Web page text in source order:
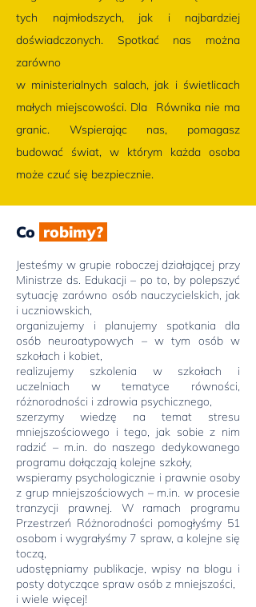
tych najmłodszych, jak i najbardziej
doświadczonych. Spotkać nas można
zarówno
w ministerialnych salach, jak i świetlicach
małych miejscowości. Dla Równika nie ma
granic. Wspierając nas, pomagasz
budować świat, w którym każda osoba
może czuć się bezpiecznie.
Co robimy?
Jesteśmy w grupie roboczej działającej przy
Ministrze ds. Edukacji – po to, by polepszyć
sytuację zarówno osób nauczycielskich, jak
i uczniowskich,
organizujemy i planujemy spotkania dla
osób neuroatypowych – w tym osób w
szkołach i kobiet,
realizujemy szkolenia w szkołach i
uczelniach w tematyce równości,
różnorodności i zdrowia psychicznego,
szerzymy wiedzę na temat stresu
mniejszościowego i tego, jak sobie z nim
radzić – m.in. do naszego dedykowanego
programu dołączają kolejne szkoły,
wspieramy psychologicznie i prawnie osoby
z grup mniejszościowych – m.in. w procesie
tranzycji prawnej. W ramach programu
Przestrzeń Różnorodności pomogłyśmy 51
osobom i wygrałyśmy 7 spraw, a kolejne się
toczą,
udostępniamy publikacje, wpisy na blogu i
posty dotyczące spraw osób z mniejszości,
i wiele więcej!